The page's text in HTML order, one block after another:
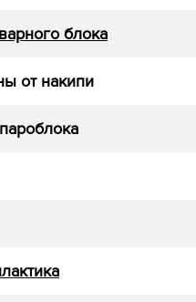
блока
от накипи